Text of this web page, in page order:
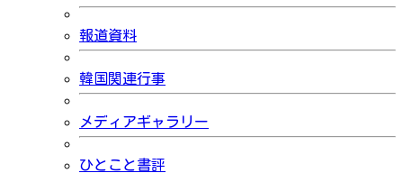
報道資料
韓国関連行事
メディアギャラリー
ひとこと書評